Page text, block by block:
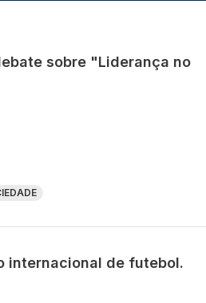
sobre "Liderança no
internacional de futebol.